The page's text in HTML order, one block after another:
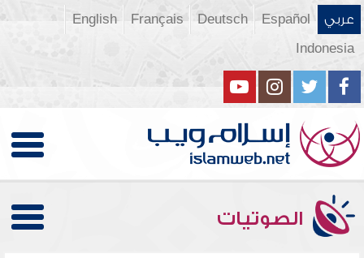
عربي Español
Deutsch
Français
English
Indonesia
الصوتيات